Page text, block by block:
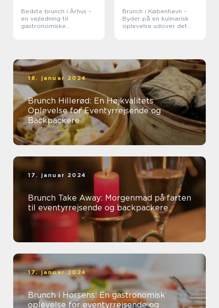
Bedste brunch i Århus –
en vejledning til
gastronomiske
Brunch i København –
Byder på en kulinarisk
oplevelse udover det
18. januar 2024
Brunch Hillerød: En Højkvalitets
Oplevelse for Eventyrrejsende og
Backpackere
17. januar 2024
Brunch Take Away: Morgenmad på farten
til eventyrrejsende og backpackere
17. januar 2024
Brunch i Horsens: En gastronomisk
oplevelse for eventyrrejsende og